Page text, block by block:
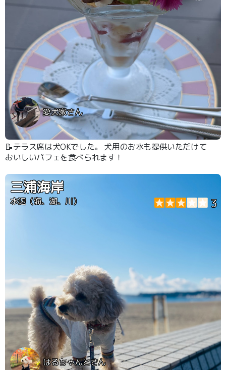
愛犬家さん
📝テラス席は犬OKでした。 犬用のお水も提供いただけて
おいしいパフェを食べられます！
三浦海岸
水辺（海、湖、川） 3
はるちゃんとさん